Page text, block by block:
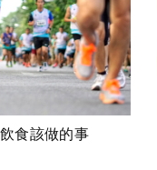
食該做的事